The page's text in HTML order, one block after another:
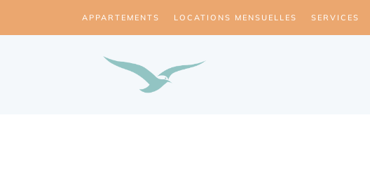
APPARTEMENTS LOCATIONS MENSUELLES SERVICES